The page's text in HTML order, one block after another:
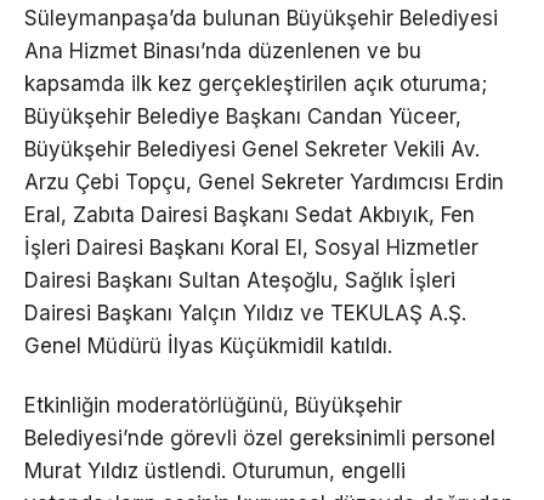
Süleymanpaşa’da bulunan Büyükşehir Belediyesi
Ana Hizmet Binası’nda düzenlenen ve bu
kapsamda ilk kez gerçekleştirilen açık oturuma;
Büyükşehir Belediye Başkanı Candan Yüceer,
Büyükşehir Belediyesi Genel Sekreter Vekili Av.
Arzu Çebi Topçu, Genel Sekreter Yardımcısı Erdin
Eral, Zabıta Dairesi Başkanı Sedat Akbıyık, Fen
İşleri Dairesi Başkanı Koral El, Sosyal Hizmetler
Dairesi Başkanı Sultan Ateşoğlu, Sağlık İşleri
Dairesi Başkanı Yalçın Yıldız ve TEKULAŞ A.Ş.
Genel Müdürü İlyas Küçükmidil katıldı.
Etkinliğin moderatörlüğünü, Büyükşehir
Belediyesi’nde görevli özel gereksinimli personel
Murat Yıldız üstlendi. Oturumun, engelli